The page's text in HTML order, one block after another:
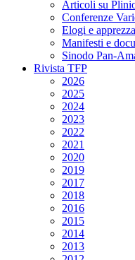
Articoli su
Conferenze
Elogi e
Manifesti e
Sinodo Pan-
Rivista TFP
2026
2025
2024
2023
2022
2021
2020
2019
2017
2018
2016
2015
2014
2013